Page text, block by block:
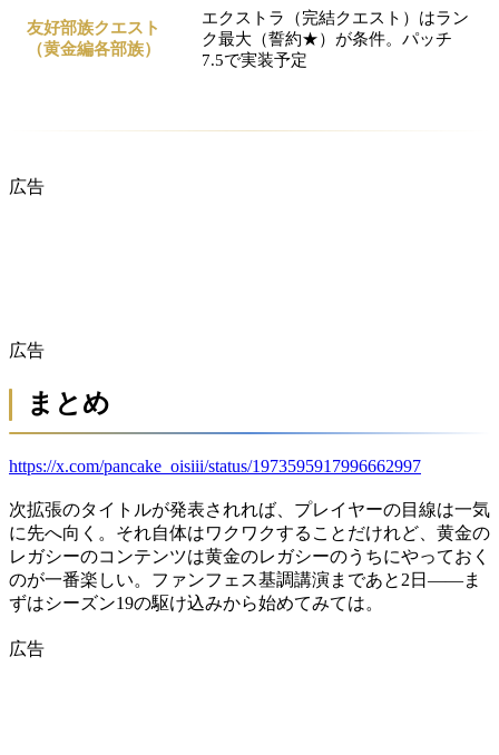
友好部族クエスト
（黄金編各部族）
エクストラ（完結クエスト）はラン
ク最大（誓約★）が条件。パッチ
7.5で実装予定
広告
広告
まとめ
https://x.com/pancake_oisiii/status/1973595917996662997
次拡張のタイトルが発表されれば、プレイヤーの目線は一気
に先へ向く。それ自体はワクワクすることだけれど、黄金の
レガシーのコンテンツは黄金のレガシーのうちにやっておく
のが一番楽しい。ファンフェス基調講演まであと2日——ま
ずはシーズン19の駆け込みから始めてみては。
広告